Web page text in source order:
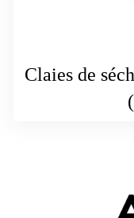
Claies de